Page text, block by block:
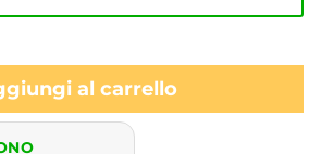
al carrello